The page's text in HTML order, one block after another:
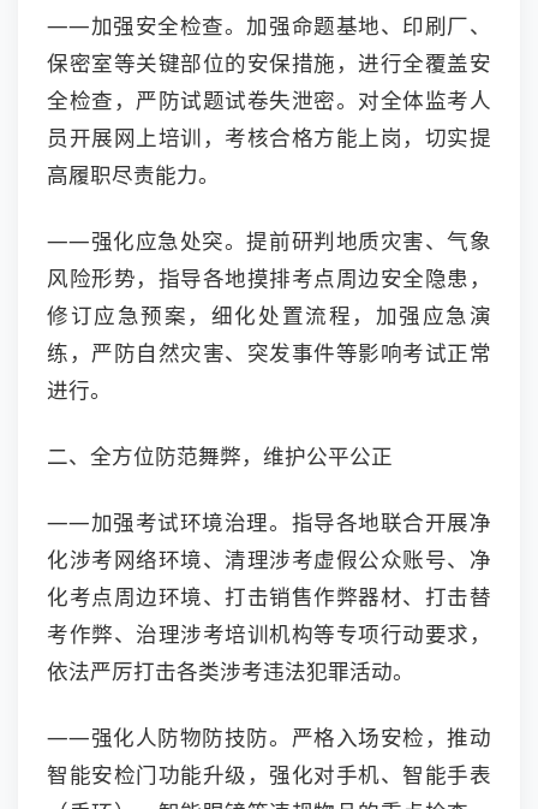
——加强安全检查。加强命题基地、印刷厂、
保密室等关键部位的安保措施，进行全覆盖安
全检查，严防试题试卷失泄密。对全体监考人
员开展网上培训，考核合格方能上岗，切实提
高履职尽责能力。
——强化应急处突。提前研判地质灾害、气象
风险形势，指导各地摸排考点周边安全隐患，
修订应急预案，细化处置流程，加强应急演
练，严防自然灾害、突发事件等影响考试正常
进行。
二、全方位防范舞弊，维护公平公正
——加强考试环境治理。指导各地联合开展净
化涉考网络环境、清理涉考虚假公众账号、净
化考点周边环境、打击销售作弊器材、打击替
考作弊、治理涉考培训机构等专项行动要求，
依法严厉打击各类涉考违法犯罪活动。
——强化人防物防技防。严格入场安检，推动
智能安检门功能升级，强化对手机、智能手表